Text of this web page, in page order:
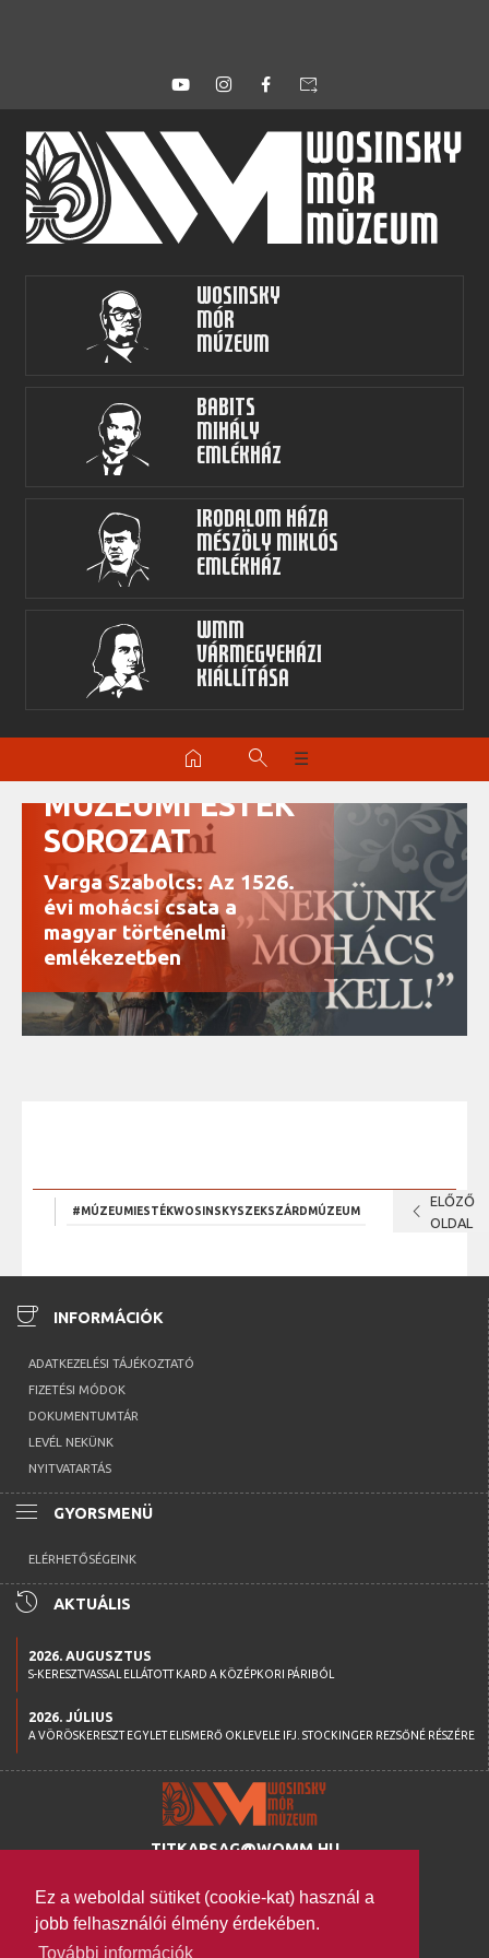
Ez a weboldal sütiket (cookie-kat) használ a
jobb felhasználói élmény érdekében.
További információk
forward_to_inbox
Wosinsky
Mór
Múzeum
Babits
Mihály
Emlékház
Irodalom Háza
Mészöly Miklós
Emlékház
WMM
Vármegyeházi
kiállítása
home search ☰
MÚZEUMI ESTÉK
SOROZAT
Varga Szabolcs: Az 1526.
évi mohácsi csata a
magyar történelmi
emlékezetben
#MÚZEUMIESTÉKWOSINSKYSZEKSZÁRDMÚZEUM chevron_left
ELŐZŐ
OLDAL
coffee INFORMÁCIÓK
ADATKEZELÉSI TÁJÉKOZTATÓ
FIZETÉSI MÓDOK
DOKUMENTUMTÁR
LEVÉL NEKÜNK
NYITVATARTÁS
menu GYORSMENÜ
ELÉRHETŐSÉGEINK
history AKTUÁLIS
2026. AUGUSZTUS
S-KERESZTVASSAL ELLÁTOTT KARD A KÖZÉPKORI PÁRIBÓL
2026. JÚLIUS
A VÖRÖSKERESZT EGYLET ELISMERŐ OKLEVELE IFJ. STOCKINGER REZSŐNÉ RÉSZÉRE
TITKARSAG@WOMM.HU
H-7100 SZEKSZÁRD,
SZENT ISTVÁN TÉR 26.